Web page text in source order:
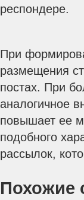
респондере.
При
размещения
постах. При
аналогичное
повышает ее
подобного
рассылок,
Похожие